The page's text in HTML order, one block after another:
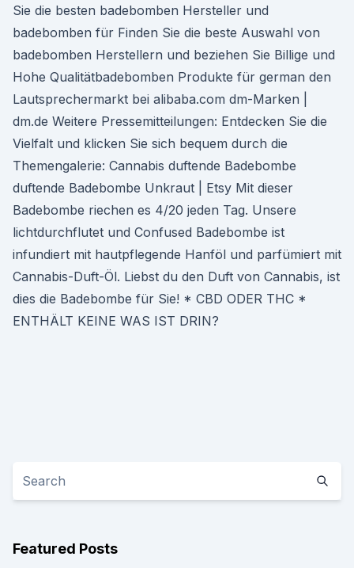
Sie die besten badebomben Hersteller und
badebomben für Finden Sie die beste Auswahl von
badebomben Herstellern und beziehen Sie Billige und
Hohe Qualitätbadebomben Produkte für german den
Lautsprechermarkt bei alibaba.com dm-Marken |
dm.de Weitere Pressemitteilungen: Entdecken Sie die
Vielfalt und klicken Sie sich bequem durch die
Themengalerie: Cannabis duftende Badebombe
duftende Badebombe Unkraut | Etsy Mit dieser
Badebombe riechen es 4/20 jeden Tag. Unsere
lichtdurchflutet und Confused Badebombe ist
infundiert mit hautpflegende Hanföl und parfümiert mit
Cannabis-Duft-Öl. Liebst du den Duft von Cannabis, ist
dies die Badebombe für Sie! * CBD ODER THC *
ENTHÄLT KEINE WAS IST DRIN?
Featured Posts